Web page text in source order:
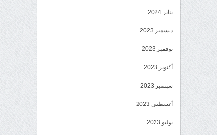
يناير 2024
ديسمبر 2023
نوفمبر 2023
أكتوبر 2023
سبتمبر 2023
أغسطس 2023
يوليو 2023